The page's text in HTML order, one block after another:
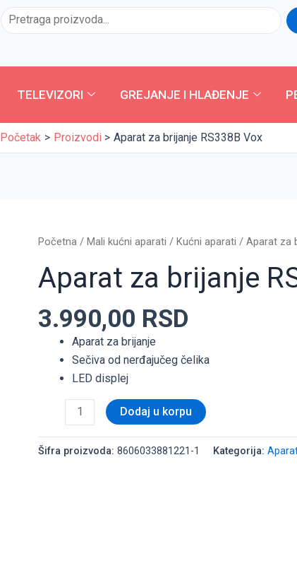
Pretraga
TELEVIZORI GREJANJE I HLAĐENJE
Početak Proizvodi Aparat za brijanje RS338B Vox
Početna /Mali kućni aparati /Kućni aparati /Aparat za
Aparat za brijanje
3.990,00 RSD
Aparat za brijanje
Sečiva od nerđajučeg čelika
LED displej
Aparat
brijanje
RS338B
Vox
Dodaj u korpu
Šifra proizvoda:8606033881221-1 Kategorija: